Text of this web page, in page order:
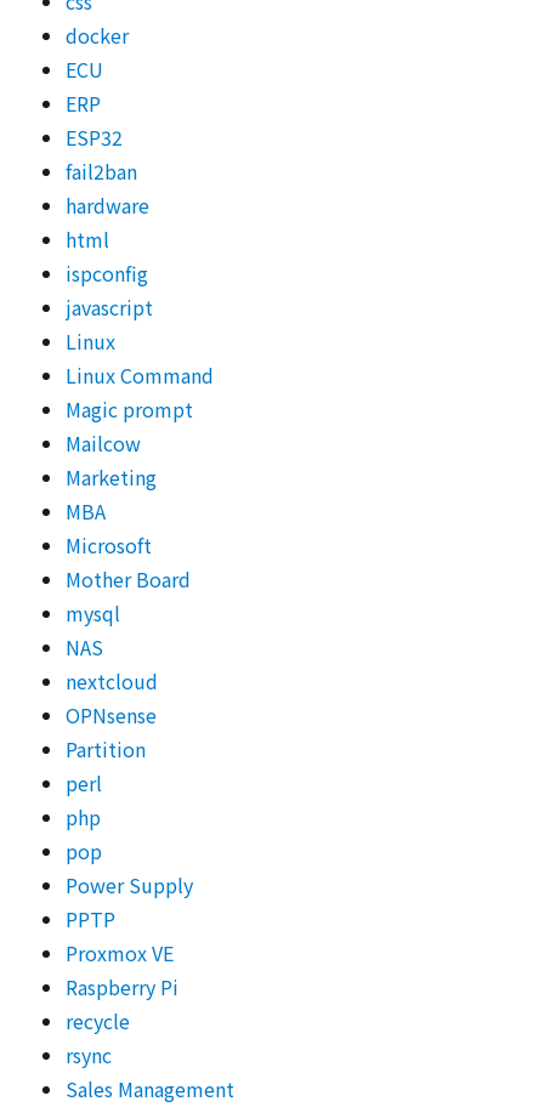
docker
ECU
ERP
ESP32
fail2ban
hardware
html
ispconfig
javascript
Linux
Linux Command
Magic prompt
Mailcow
Marketing
MBA
Microsoft
Mother Board
mysql
NAS
nextcloud
OPNsense
Partition
perl
php
pop
Power Supply
PPTP
Proxmox VE
Raspberry Pi
recycle
rsync
Sales Management